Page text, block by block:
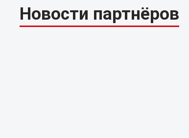
Новости партнёров